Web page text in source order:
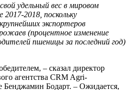
удельный вес в мировом
2017-2018, поскольку
экспортеров
(процентное изменение
пшеницы за последний год)
– сказал директор
агентства CRM Agri-
Бенджамин Бодарт. – Ожидается,